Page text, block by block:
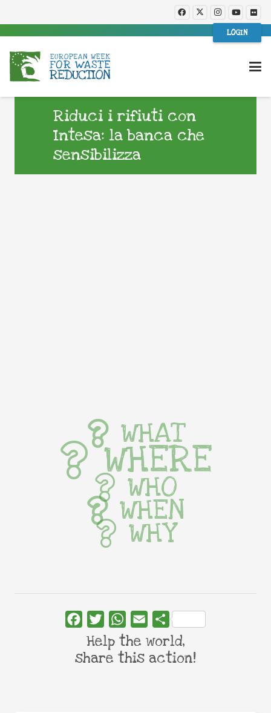
LOGIN
Riduci i rifiuti con
Intesa: la banca che
sensibilizza
WHAT
WHERE
WHO
WHEN
WHY
FacebookTwitterWhatsApp
Email Share
Help the world,
share this action!